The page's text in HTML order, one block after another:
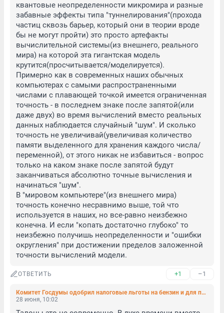
квантовые неопределенности микромира и разные
забавные эффекты типа "туннелирования"(прохода
частиц сквозь барьер, который они в теории вроде
бы не могут пройти) это просто артефакты
вычислительной системы(из внешнего, реального
мира) на которой эта гигантская модель
крутится(просчитывается/моделируется).
Примерно как в современных наших обычных
компьютерах с самыми распространенными
числами с плавающей точкой имеется ограниченная
точность - в последнем знаке после запятой(или
даже двух) во время вычислений вместо реальных
данных наблюдается случайный "шум". И сколько
точность не увеличивай(увеличивая количество
памяти выделенного для хранения каждого числа/
переменной), от этого никак не избавиться - вопрос
только на каком знаке после запятой будут
заканчиваться абсолютно точные вычисления и
начинаться "шум".
В "мировом компьютере"(из внешнего мира)
точность конечно несравнимо выше, той что
используется в наших, но все-равно неизбежно
конечна. И если "копать достаточно глубоко" то
неизбежно получишь неопределенности и "ошибки
округления" при достижении пределов заложенной
точности вычислений модели.
ОТВЕТИТЬ +1 –1
Комитет Госдумы одобрил налоговые льготы на бензин и для пострадавших НПЗ
28 июня, 10:02